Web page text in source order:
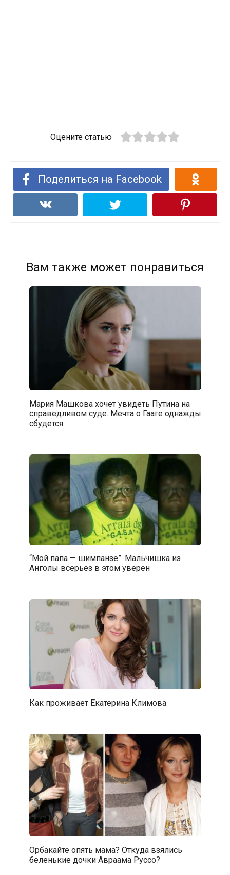
Оцените статью
Поделиться на Facebook
Вам также может понравиться
Мария Машкова хочет увидеть Путина на
справедливом суде. Мечта о Гааге однажды
сбудется
“Мой папа — шимпанзе”. Мальчишка из
Анголы всерьез в этом уверен
Как проживает Екатерина Климова
Орбакайте опять мама? Откуда взялись
беленькие дочки Авраама Руссо?